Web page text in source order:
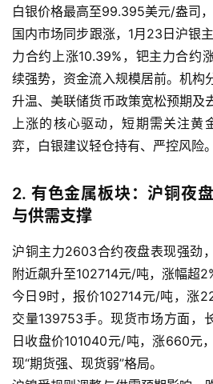
原
油
期
货
开
原
油
期
货
直
播
室
原
白银价格最高至99.395美元/盎司
国内市场同步跟涨，1月23日沪银
力合约上涨10.39%，钯主力合约
续强势，资金流入规模居前。机构
升温、美联储货币政策宽松预期及
上涨的核心驱动，短期需关注黄
弈，白银建议轻仓持有、严控风险。
2. 有色金属板块：沪铜夜
与供需支撑
沪铜主力2603合约夜盘表现强劲
附近飙升至102714元/吨，涨幅超
今日9时，报价102714元/吨，涨
交量139753手。现货市场方面，
日收盘价101040元/吨，涨660元
现“期货强、现货弱”格局。